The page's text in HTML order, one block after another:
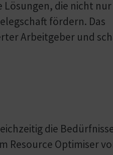
Lösungen, die nicht
fördern. Das
Arbeitgeber und
die
Resource Optimiser